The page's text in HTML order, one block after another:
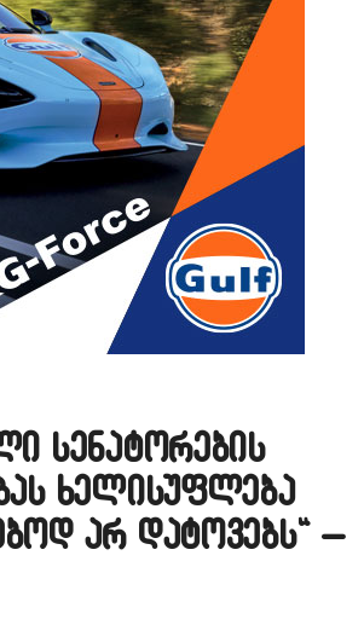
სენატორების
ხელისუფლება
არ დატოვებს“ –